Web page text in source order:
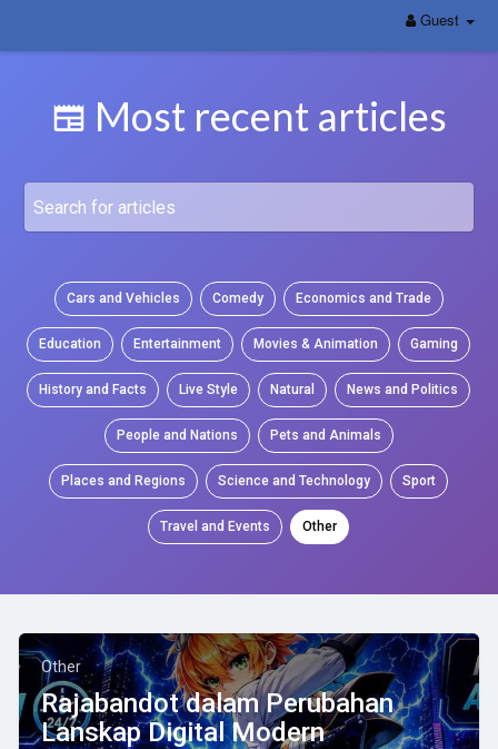
Guest
Most recent articles
Cars and Vehicles Comedy Economics and Trade
Education Entertainment Movies & Animation Gaming
History and Facts Live Style Natural News and Politics
People and Nations Pets and Animals
Places and Regions Science and Technology Sport
Travel and Events Other
Other
Rajabandot dalam Perubahan
Lanskap Digital Modern